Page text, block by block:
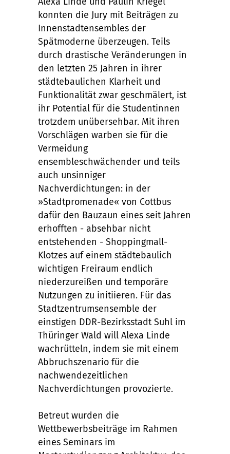
konnten die Jury mit Beiträgen zu
Innenstadtensembles der
Spätmoderne überzeugen. Teils
durch drastische Veränderungen in
den letzten 25 Jahren in ihrer
städtebaulichen Klarheit und
Funktionalität zwar geschmälert, ist
ihr Potential für die Studentinnen
trotzdem unübersehbar. Mit ihren
Vorschlägen warben sie für die
Vermeidung
ensembleschwächender und teils
auch unsinniger
Nachverdichtungen: in der
»Stadtpromenade« von Cottbus
dafür den Bauzaun eines seit Jahren
erhofften - absehbar nicht
entstehenden - Shoppingmall-
Klotzes auf einem städtebaulich
wichtigen Freiraum endlich
niederzureißen und temporäre
Nutzungen zu initiieren. Für das
Stadtzentrumsensemble der
einstigen DDR-Bezirksstadt Suhl im
Thüringer Wald will Alexa Linde
wachrütteln, indem sie mit einem
Abbruchszenario für die
nachwendezeitlichen
Nachverdichtungen provozierte.
Betreut wurden die
Wettbewerbsbeiträge im Rahmen
eines Seminars im